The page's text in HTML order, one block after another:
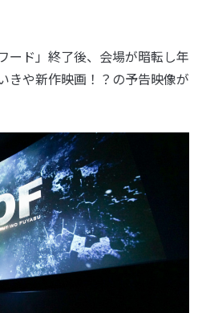
ード」終了後、会場が暗転し年
きや新作映画！？の予告映像が